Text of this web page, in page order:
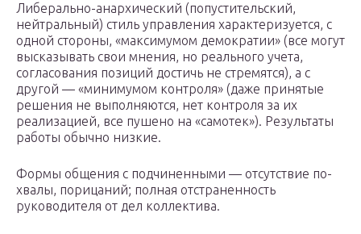
Либерально-анархический (попустительский,
нейтральный) стиль управления характеризуется, с
одной стороны, «максимумом де­мократии» (все могут
высказывать свои мнения, но реального уче­та,
согласования позиций достичь не стремятся), а с
другой — «минимумом контроля» (даже принятые
решения не выполняют­ся, нет контроля за их
реализацией, все пушено на «самотек»). Результаты
работы обычно низкие.
Формы общения с подчиненными — отсутствие по­
хвалы, порицаний; полная отстраненность
руководителя от дел коллектива.